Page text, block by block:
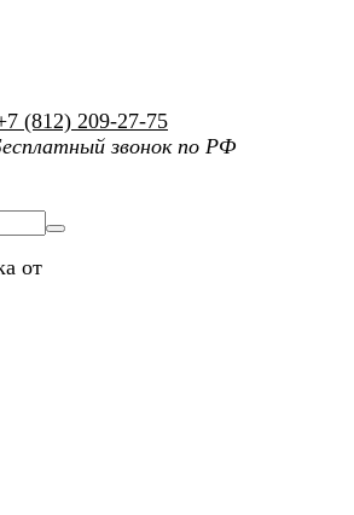
(812) 209-27-75
звонок по РФ
от